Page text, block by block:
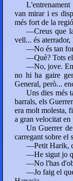
van mirar i es
més fort de la
—Creus que
vell... és
—No és tan
—Què? Tots
—No, jove. Em
no hi ha gaire
General, però...
Uns dies més
barrals, els
era molt molesta,
a gran velocitat en
Un Guerrer
carregant sobre el
—Petit Harik,
—He sigut jo
—No l'has
—Jo faig el